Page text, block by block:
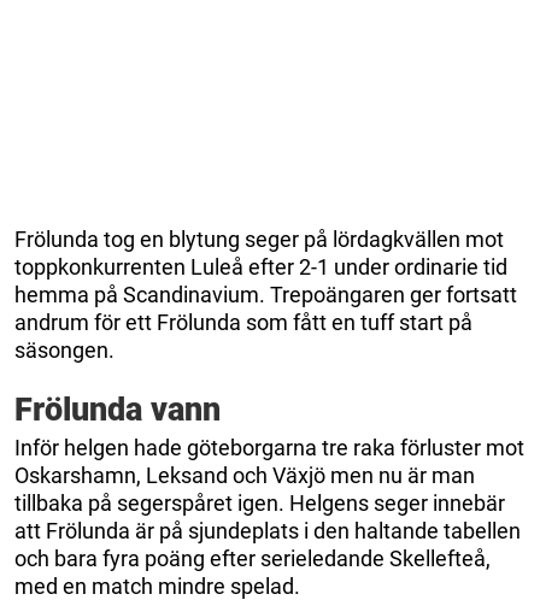
Frölunda tog en blytung seger på lördagkvällen mot
toppkonkurrenten Luleå efter 2-1 under ordinarie tid
hemma på Scandinavium. Trepoängaren ger fortsatt
andrum för ett Frölunda som fått en tuff start på
säsongen.
Frölunda vann
Inför helgen hade göteborgarna tre raka förluster mot
Oskarshamn, Leksand och Växjö men nu är man
tillbaka på segerspåret igen. Helgens seger innebär
att Frölunda är på sjundeplats i den haltande tabellen
och bara fyra poäng efter serieledande Skellefteå,
med en match mindre spelad.